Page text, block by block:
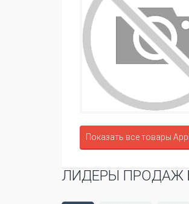
Показать все товары
ЛИДЕРЫ ПРОДАЖ